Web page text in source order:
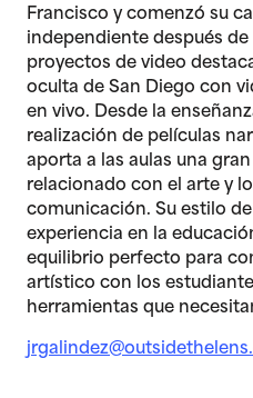
Francisco y comenzó su
independiente después de
proyectos de video
oculta de San Diego con
en vivo. Desde la
realización de películas
aporta a las aulas una
relacionado con el arte y
comunicación. Su estilo
experiencia en la
equilibrio perfecto para
artístico con los
herramientas que